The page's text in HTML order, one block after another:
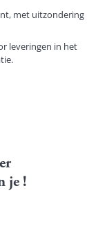
met uitzondering
leveringen in het
je !